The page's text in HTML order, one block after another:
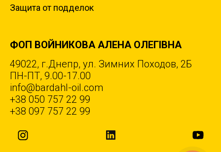
Защита от подделок
ФОП ВОЙНИКОВА АЛЕНА ОЛЕГІВНА
49022, г.Днепр, ул. Зимних Походов, 2Б
ПН-ПТ, 9.00-17.00
info@bardahl-oil.com
+38 050 757 22 99
+38 097 757 22 99